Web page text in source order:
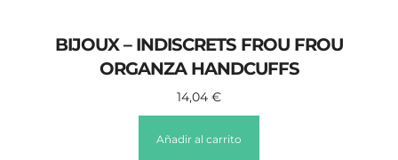
BIJOUX – INDISCRETS FROU FROU
ORGANZA HANDCUFFS
14,04 €
Añadir al carrito